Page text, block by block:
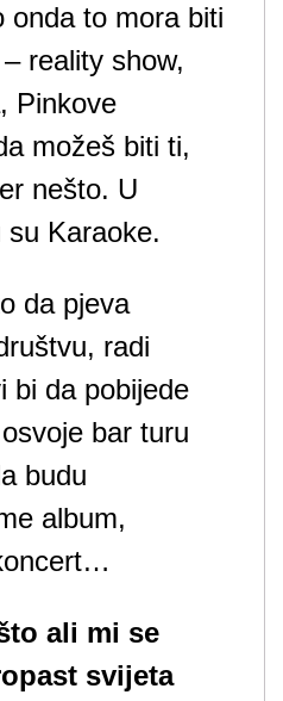
onda to mora biti
reality show,
Pinkove
možeš biti ti,
nešto. U
su Karaoke.
da pjeva
radi
da pobijede
bar turu
budu
album,
ali mi se
svijeta